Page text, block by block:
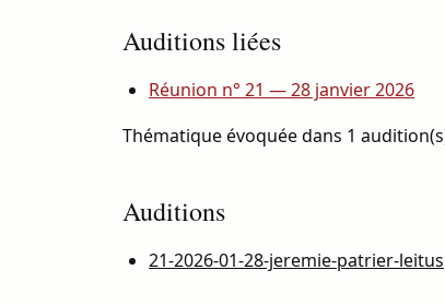
Auditions liées
Réunion n° 21 — 28 janvier 2026
Thématique évoquée dans 1
Auditions
21-2026-01-28-jeremie-patrier-leitus